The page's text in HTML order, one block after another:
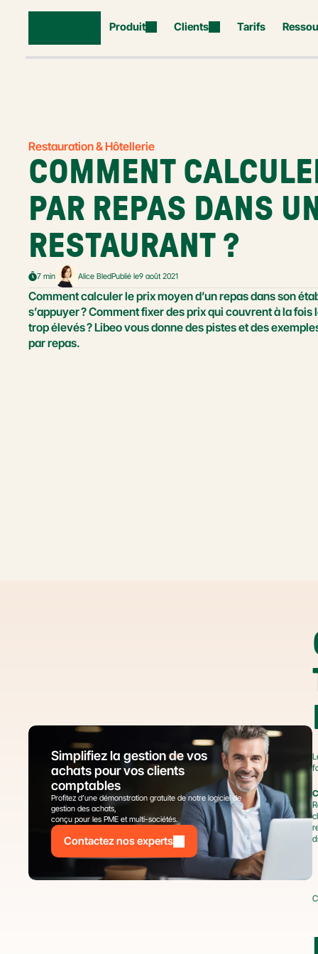
Produit Clients Tarifs
Restauration & Hôtellerie
COMMENT
PAR REPAS DANS UN
RESTAURANT ?
7 min Alice BledPublié le9 août 2021
Comment calculer le prix moyen d’un repas dans son
s’appuyer ? Comment fixer des prix qui couvrent à la
trop élevés ? Libeo vous donne des pistes et des
par repas.
Simplifiez la gestion de vos
achats pour vos clients
comptables
Profitez d’une démonstration gratuite de notre logiciel de
gestion des achats,
conçu pour les PME et multi-sociétés.
Contactez nos experts